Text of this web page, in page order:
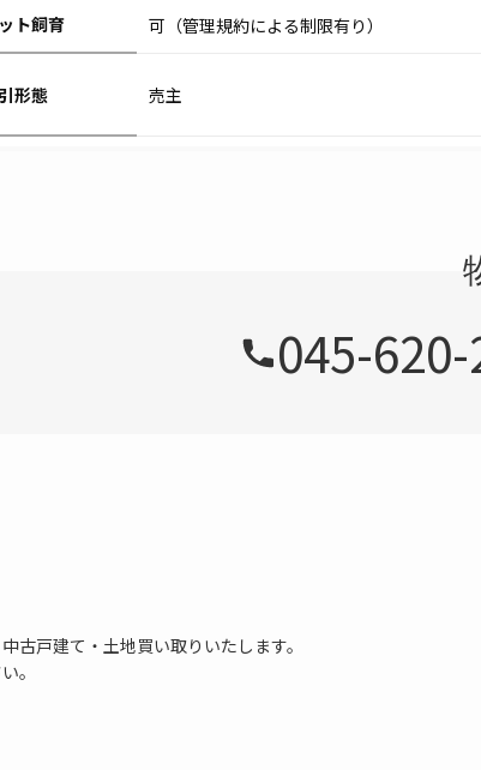
ト飼育 可（管理規約による制限有り）
形態 売主
045-
古戸建て・土地買い取りいたします。
。